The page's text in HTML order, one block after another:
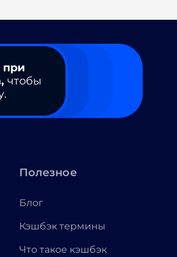
при
чтобы
Полезное
Блог
Кэшбэк термины
Что такое кэшбэк